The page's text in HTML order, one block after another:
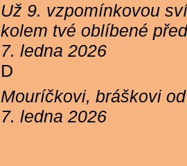
Už 9. vzpomínkovou
kolem tvé oblíbené
7. ledna 2026
D
Mouríčkovi, bráškovi
7. ledna 2026